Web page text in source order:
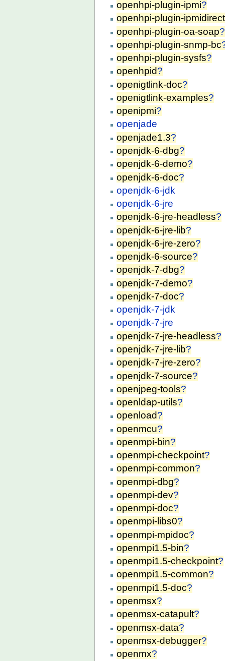
openhpi-plugin-ipmi?
openhpi-plugin-ipmidirect
openhpi-plugin-oa-soap?
openhpi-plugin-snmp-bc
openhpi-plugin-sysfs?
openhpid?
openigtlink-doc?
openigtlink-examples?
openipmi?
openjade
openjade1.3?
openjdk-6-dbg?
openjdk-6-demo?
openjdk-6-doc?
openjdk-6-jdk
openjdk-6-jre
openjdk-6-jre-headless?
openjdk-6-jre-lib?
openjdk-6-jre-zero?
openjdk-6-source?
openjdk-7-dbg?
openjdk-7-demo?
openjdk-7-doc?
openjdk-7-jdk
openjdk-7-jre
openjdk-7-jre-headless?
openjdk-7-jre-lib?
openjdk-7-jre-zero?
openjdk-7-source?
openjpeg-tools?
openldap-utils?
openload?
openmcu?
openmpi-bin?
openmpi-checkpoint?
openmpi-common?
openmpi-dbg?
openmpi-dev?
openmpi-doc?
openmpi-libs0?
openmpi-mpidoc?
openmpi1.5-bin?
openmpi1.5-checkpoint?
openmpi1.5-common?
openmpi1.5-doc?
openmsx?
openmsx-catapult?
openmsx-data?
openmsx-debugger?
openmx?